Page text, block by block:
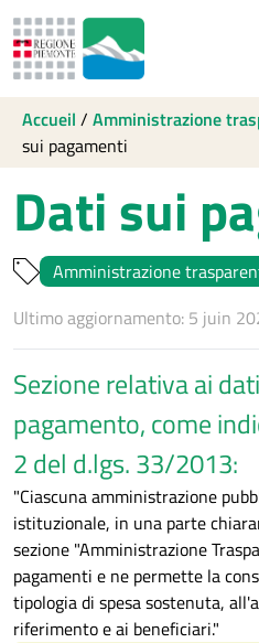
Accueil / Amministrazione
sui pagamenti
Dati sui
Amministrazione
Ultimo aggiornamento: 5 juin
Sezione relativa ai
pagamento, come
2 del d.lgs. 33/2013:
"Ciascuna amministrazione
istituzionale, in una parte
sezione "Amministrazione
pagamenti e ne permette la
tipologia di spesa sostenuta,
riferimento e ai beneficiari."